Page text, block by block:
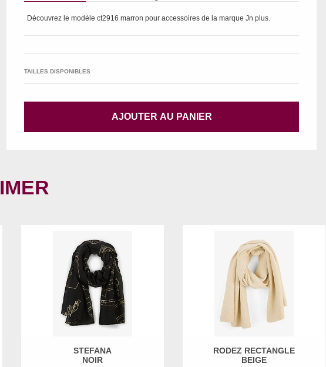
Découvrez le modèle ct2916 marron pour accessoires de la marque Jn plus.
TAILLES DISPONIBLES
AJOUTER AU PANIER
STEFANA
NOIR
RODEZ RECTANGLE
BEIGE